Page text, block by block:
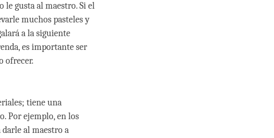
le gusta al maestro. Si el
muchos pasteles y
a la siguiente
es importante ser
ofrecer.
tiene una
Por ejemplo, en los
al maestro a